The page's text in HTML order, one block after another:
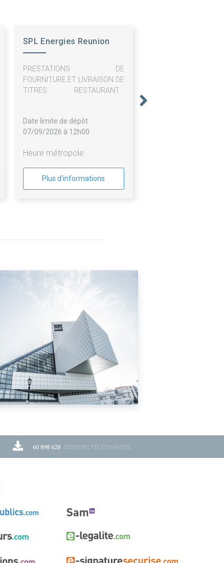
SPL Energies Reunion
PRESTATIONS DE
FOURNITURE ET LIVRAISON DE
TITRES RESTAURANTS
Date limite de dépôt :
07/09/2026 à 12h00
Heure métropole
Plus d'informations
60 898 628 DOSSIERS TÉLÉCHARGÉS